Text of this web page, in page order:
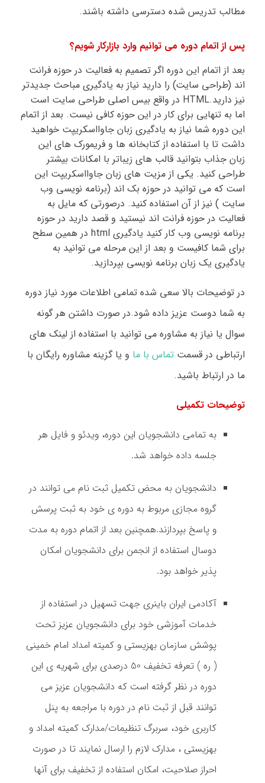
مطالب تدریس شده دسترسی داشته باشند.
پس از اتمام دوره می توانیم وارد بازارکار شویم؟
بعد از اتمام این دوره اگر تصمیم به فعالیت در حوزه فرانت
اند (طراحی سایت) را دارید نیاز به یادگیری مباحث جدیدتر
نیز دارید.HTML در واقع بیس اصلی طراحی سایت است
اما به تنهایی برای کار در این حوزه کافی نیست. بعد از اتمام
این دوره شما نیاز به یادگیری زبان جاوااسکریپت خواهید
داشت تا با استفاده از کتابخانه ها و فریمورک های این
زبان جذاب بتوانید قالب های زیباتر با امکانات بیشتر
طراحی کنید. یکی از مزیت های زبان جاوااسکریپت این
است که می توانید در حوزه بک اند (برنامه نویسی وب
سایت ) نیز از آن استفاده کنید. درصورتی که مایل به
فعالیت در حوزه فرانت اند نیستید و قصد دارید در حوزه
برنامه نویسی وب کار کنید یادگیریhtml در همین سطح
برای شما کافیست و بعد از این مرحله می توانید به
یادگیری یک زبان برنامه نویسی بپردازید.
در توضیحات بالا سعی شده تمامی اطلاعات مورد نیاز دوره
به شما دوست عزیز داده شود.در صورت داشتن هر گونه
سوال یا نیاز به مشاوره می توانید با استفاده از لینک های
ارتباطی در قسمتتماس با ما و یا گزینه مشاوره رایگان با
ما در ارتباط باشید.
توضیحات تکمیلی
به تمامی دانشجویان این دوره، ویدئو و فایل هر
جلسه داده خواهد شد.
دانشجویان به محض تکمیل ثبت نام می توانند در
گروه مجازی مربوط به دوره ی خود به ثبت پرسش
و پاسخ بپردازند.همچنین بعد از اتمام دوره به مدت
دوسال استفاده از انجمن برای دانشجویان امکان
پذیر خواهد بود.
آکادمی ایران باینری جهت تسهیل در استفاده از
خدمات آموزشی خود برای دانشجویان عزیز تحت
پوشش سازمان بهزیستی و کمیته امداد امام خمینی
( ره ) تعرفه تخفیف 50 درصدی برای شهریه ی این
دوره در نظر گرفته است که دانشجویان عزیز می
توانند قبل از ثبت نام در دوره با مراجعه به پنل
کاربری خود، سربرگ تنظیمات/مدارک کمیته امداد و
بهزیستی ، مدارک لازم را ارسال نمایند تا در صورت
احراز صلاحیت، امکان استفاده از تخفیف برای آنها